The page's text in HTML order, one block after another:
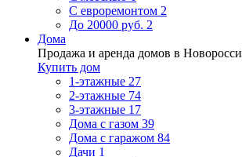
С евроремонтом 2
До 20000 руб. 2
Дома
Продажа и аренда домов в
Купить дом
1-этажные 27
2-этажные 74
3-этажные 17
Дома с газом 39
Дома с гаражом 84
Дачи 1